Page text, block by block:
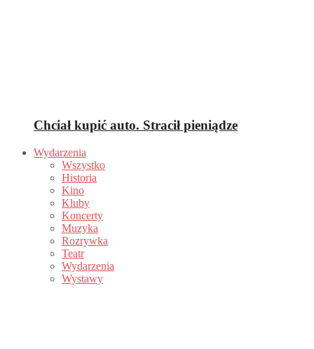
Chciał kupić auto. Stracił pieniądze
Wydarzenia
Wszystko
Historia
Kino
Kluby
Koncerty
Muzyka
Rozrywka
Teatr
Wydarzenia
Wystawy